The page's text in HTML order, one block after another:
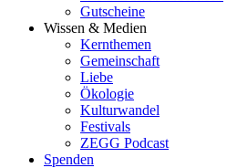
Gutscheine
Wissen & Medien
Kernthemen
Gemeinschaft
Liebe
Ökologie
Kulturwandel
Festivals
ZEGG Podcast
Spenden